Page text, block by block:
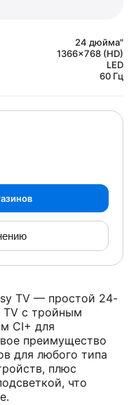
24 дюйма"
1366x768 (HD)
LED
60 Гц
TV — простой 24-
с тройным
CI+ для
преимущество
для любого типа
плюс
что